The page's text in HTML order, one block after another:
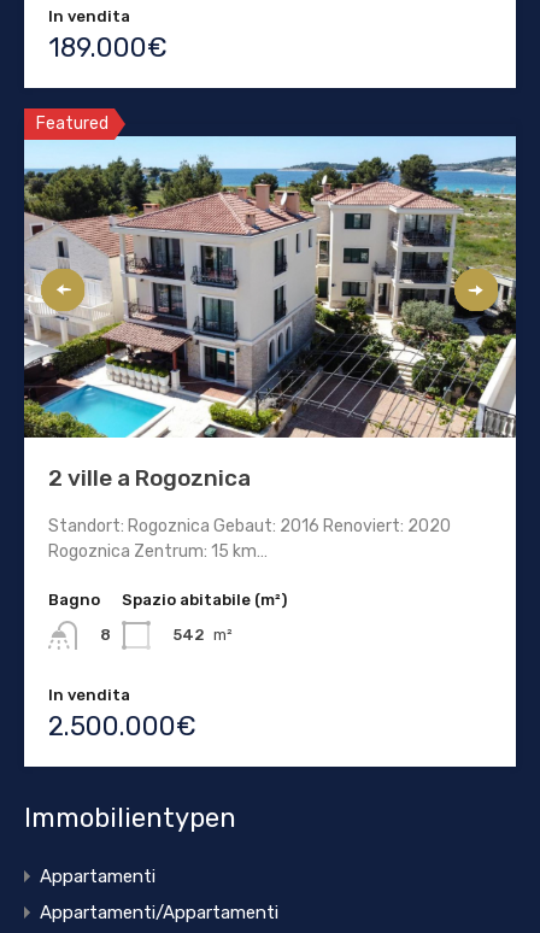
In vendita
189.000€
Featured
2 ville a Rogoznica
Standort: Rogoznica Gebaut: 2016 Renoviert: 2020
Rogoznica Zentrum: 15 km…
Bagno
8
Spazio abitabile (m²)
542 m²
In vendita
2.500.000€
Immobilientypen
Appartamenti
Appartamenti/Appartamenti